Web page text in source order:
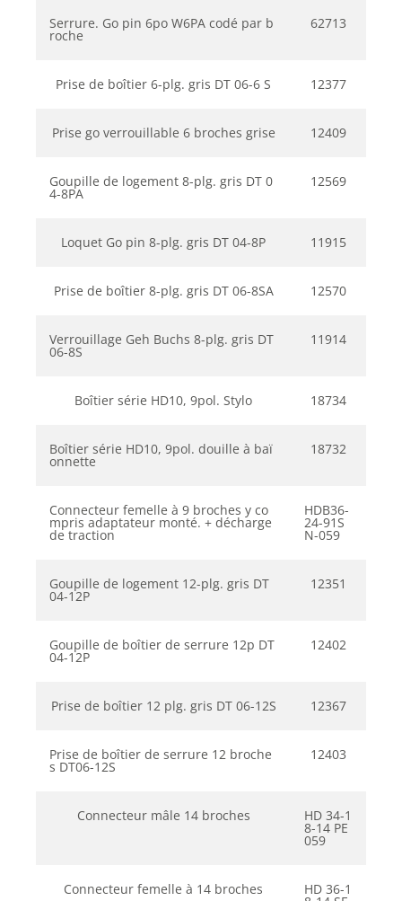
Serrure. Go pin 6po W6PA codé par b
roche
62713
Prise de boîtier 6-plg. gris DT 06-6 S 12377
Prise go verrouillable 6 broches grise 12409
Goupille de logement 8-plg. gris DT 0
4-8PA
12569
Loquet Go pin 8-plg. gris DT 04-8P 11915
Prise de boîtier 8-plg. gris DT 06-8SA 12570
Verrouillage Geh Buchs 8-plg. gris DT
06-8S
11914
Boîtier série HD10, 9pol. Stylo 18734
Boîtier série HD10, 9pol. douille à baï
onnette
18732
Connecteur femelle à 9 broches y co
mpris adaptateur monté. + décharge
de traction
HDB36-
24-91S
N-059
Goupille de logement 12-plg. gris DT
04-12P
12351
Goupille de boîtier de serrure 12p DT
04-12P
12402
Prise de boîtier 12 plg. gris DT 06-12S 12367
Prise de boîtier de serrure 12 broche
s DT06-12S
12403
Connecteur mâle 14 broches HD 34-1
8-14 PE
059
Connecteur femelle à 14 broches HD 36-1